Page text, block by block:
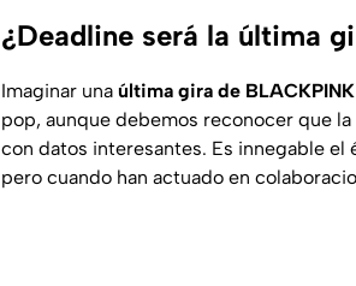
¿Deadline será la última
Imaginar una última gira de BLACKPINK
pop, aunque debemos reconocer que
con datos interesantes. Es innegable el
pero cuando han actuado en